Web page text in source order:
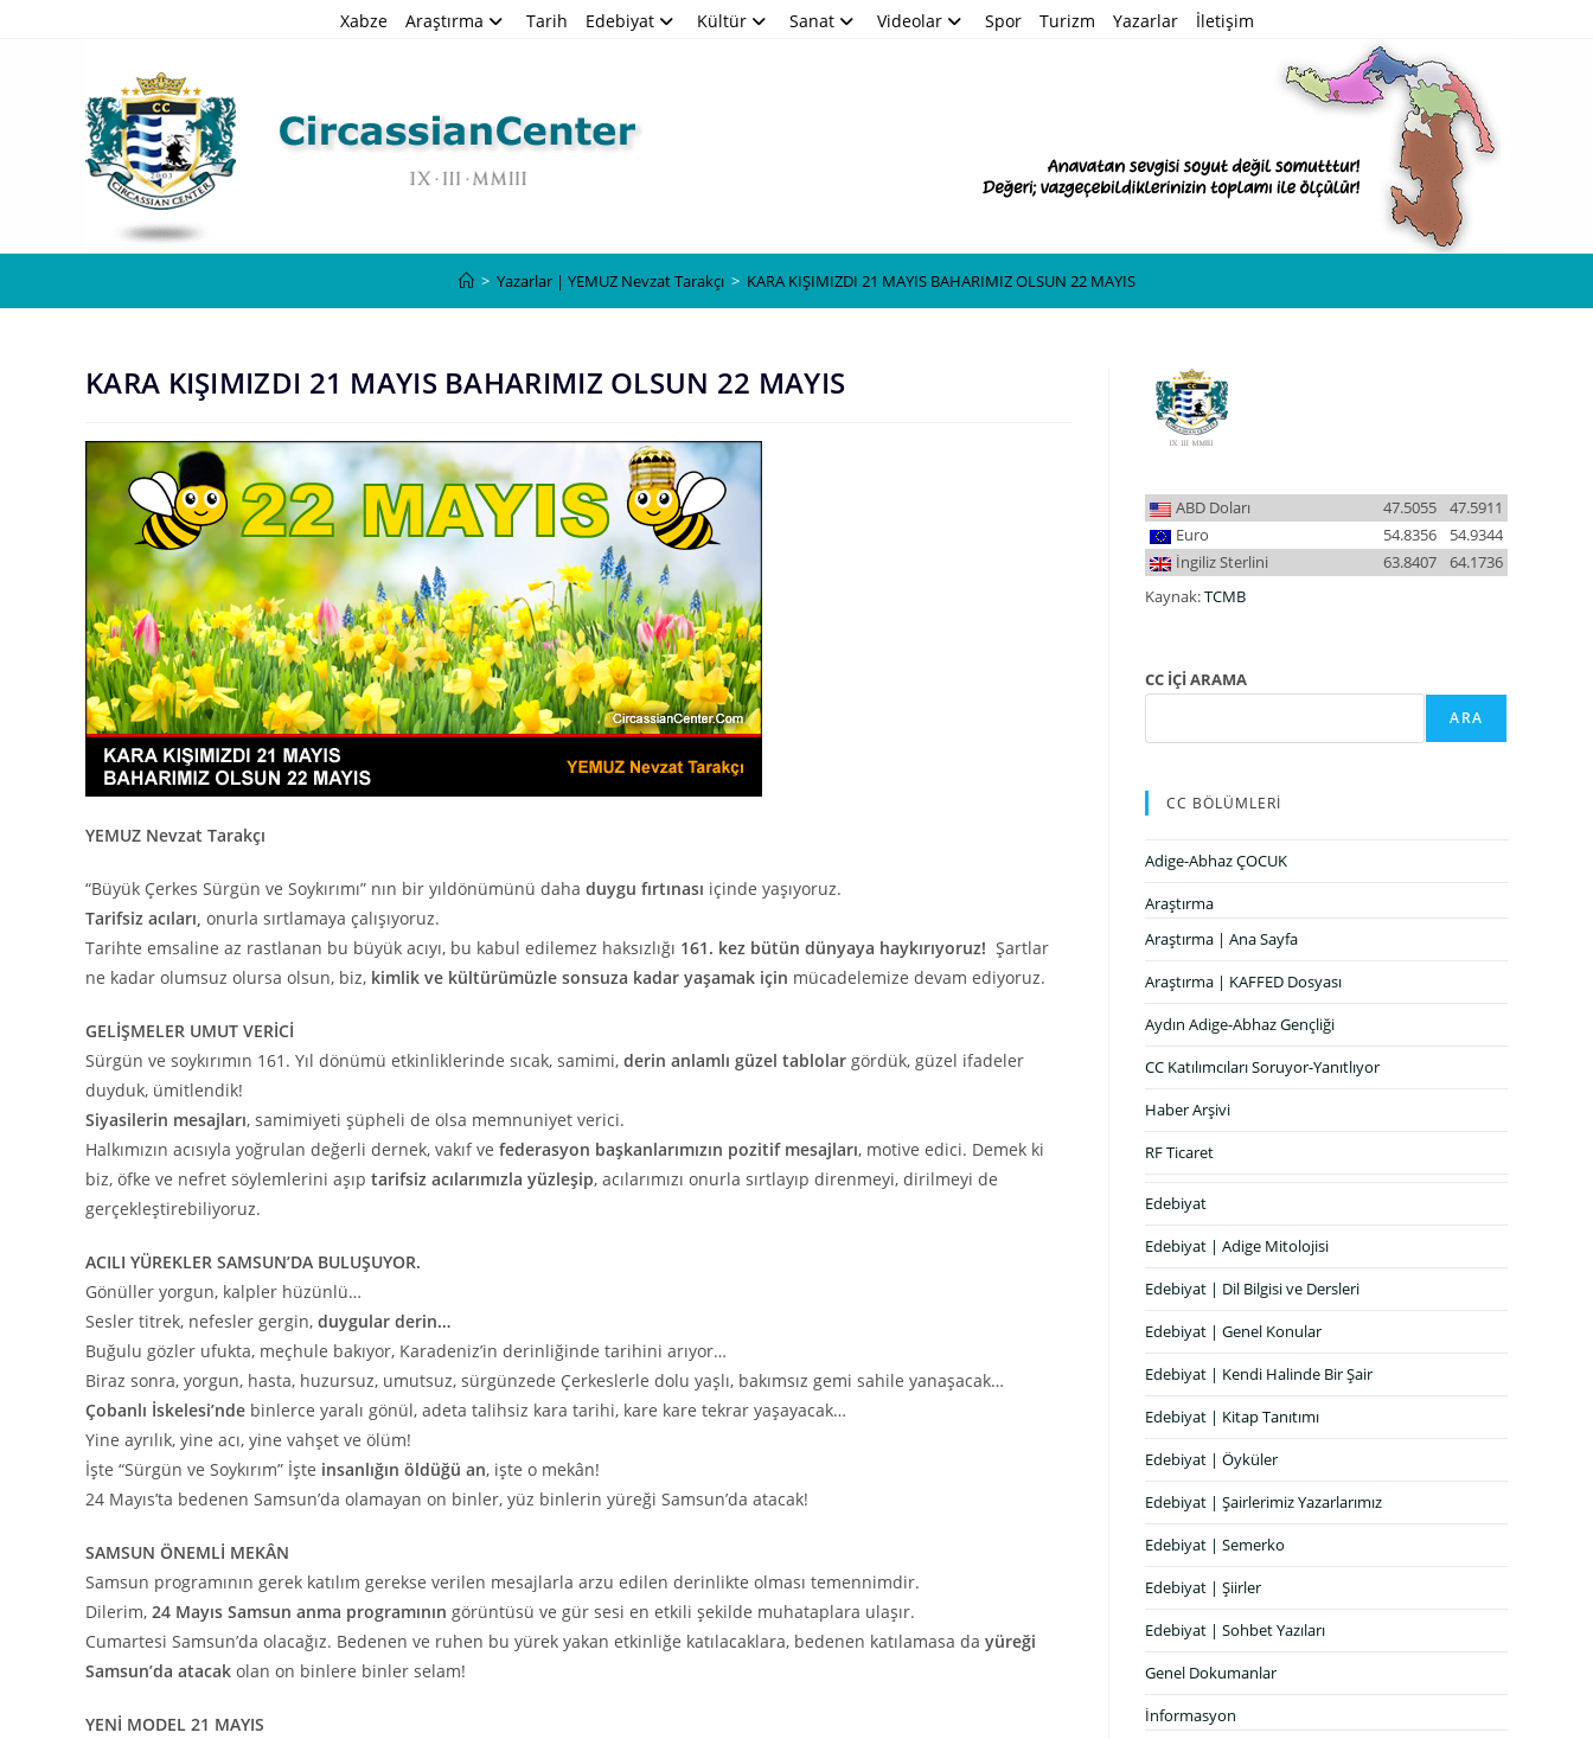
Xabze Araştırma Tarih Edebiyat Kültür Sanat Videolar Spor Turizm Yazarlar İletişim
> Yazarlar | YEMUZ Nevzat Tarakçı > KARA KIŞIMIZDI 21 MAYIS BAHARIMIZ OLSUN 22 MAYIS
KARA KIŞIMIZDI 21 MAYIS BAHARIMIZ OLSUN 22 MAYIS
YEMUZ Nevzat Tarakçı
“Büyük Çerkes Sürgün ve Soykırımı” nın bir yıldönümünü daha duygu fırtınası içinde yaşıyoruz.
Tarifsiz acıları, onurla sırtlamaya çalışıyoruz.
Tarihte emsaline az rastlanan bu büyük acıyı, bu kabul edilemez haksızlığı 161. kez bütün dünyaya haykırıyoruz! Şartlar
ne kadar olumsuz olursa olsun, biz, kimlik ve kültürümüzle sonsuza kadar yaşamak için mücadelemize devam ediyoruz.
GELİŞMELER UMUT VERİCİ
Sürgün ve soykırımın 161. Yıl dönümü etkinliklerinde sıcak, samimi, derin anlamlı güzel tablolar gördük, güzel ifadeler
duyduk, ümitlendik!
Siyasilerin mesajları, samimiyeti şüpheli de olsa memnuniyet verici.
Halkımızın acısıyla yoğrulan değerli dernek, vakıf ve federasyon başkanlarımızın pozitif mesajları, motive edici. Demek ki
biz, öfke ve nefret söylemlerini aşıp tarifsiz acılarımızla yüzleşip, acılarımızı onurla sırtlayıp direnmeyi, dirilmeyi de
gerçekleştirebiliyoruz.
ACILI YÜREKLER SAMSUN’DA BULUŞUYOR.
Gönüller yorgun, kalpler hüzünlü…
Sesler titrek, nefesler gergin, duygular derin…
Buğulu gözler ufukta, meçhule bakıyor, Karadeniz’in derinliğinde tarihini arıyor…
Biraz sonra, yorgun, hasta, huzursuz, umutsuz, sürgünzede Çerkeslerle dolu yaşlı, bakımsız gemi sahile yanaşacak…
Çobanlı İskelesi’nde binlerce yaralı gönül, adeta talihsiz kara tarihi, kare kare tekrar yaşayacak…
Yine ayrılık, yine acı, yine vahşet ve ölüm!
İşte “Sürgün ve Soykırım” İşte insanlığın öldüğü an, işte o mekân!
24 Mayıs’ta bedenen Samsun’da olamayan on binler, yüz binlerin yüreği Samsun’da atacak!
SAMSUN ÖNEMLİ MEKÂN
Samsun programının gerek katılım gerekse verilen mesajlarla arzu edilen derinlikte olması temennimdir.
Dilerim, 24 Mayıs Samsun anma programının görüntüsü ve gür sesi en etkili şekilde muhataplara ulaşır.
Cumartesi Samsun’da olacağız. Bedenen ve ruhen bu yürek yakan etkinliğe katılacaklara, bedenen katılamasa da yüreği
Samsun’da atacak olan on binlere binler selam!
YENİ MODEL 21 MAYIS
ABD Doları 47.5911
47.5055
Euro
54.9344
54.8356
İngiliz Sterlini
64.1736
63.8407
Kaynak:TCMB
CC İÇİ ARAMA
ARA
CC BÖLÜMLERİ
Adige-Abhaz ÇOCUK
Araştırma
Araştırma | Ana Sayfa
Araştırma | KAFFED Dosyası
Aydın Adige-Abhaz Gençliği
CC Katılımcıları Soruyor-Yanıtlıyor
Haber Arşivi
RF Ticaret
Edebiyat
Edebiyat | Adige Mitolojisi
Edebiyat | Dil Bilgisi ve Dersleri
Edebiyat | Genel Konular
Edebiyat | Kendi Halinde Bir Şair
Edebiyat | Kitap Tanıtımı
Edebiyat | Öyküler
Edebiyat | Şairlerimiz Yazarlarımız
Edebiyat | Semerko
Edebiyat | Şiirler
Edebiyat | Sohbet Yazıları
Genel Dokumanlar
İnformasyon